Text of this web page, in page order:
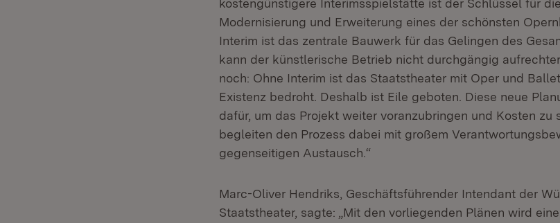
kostengünstigere Interimsspielstätte ist der Schlüssel für
Modernisierung und Erweiterung eines der schönsten
Interim ist das zentrale Bauwerk für das Gelingen des
kann der künstlerische Betrieb nicht durchgängig
noch: Ohne Interim ist das Staatstheater mit Oper und
Existenz bedroht. Deshalb ist Eile geboten. Diese neue
dafür, um das Projekt weiter voranzubringen und Kosten zu
begleiten den Prozess dabei mit großem
gegenseitigen Austausch.“
Marc-Oliver Hendriks, Geschäftsführender Intendant der
Staatstheater, sagte: „Mit den vorliegenden Plänen wird